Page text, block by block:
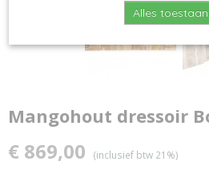
Mangohout dressoir
€ 869,00 (inclusief btw 21%)
Alles toestaan